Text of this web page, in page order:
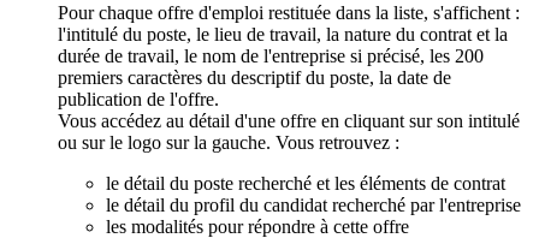
Pour chaque offre d'emploi restituée dans la liste, s'affichent :
l'intitulé du poste, le lieu de travail, la nature du contrat et la
durée de travail, le nom de l'entreprise si précisé, les 200
premiers caractères du descriptif du poste, la date de
publication de l'offre.
Vous accédez au détail d'une offre en cliquant sur son intitulé
ou sur le logo sur la gauche. Vous retrouvez :
le détail du poste recherché et les éléments de contrat
le détail du profil du candidat recherché par l'entreprise
les modalités pour répondre à cette offre